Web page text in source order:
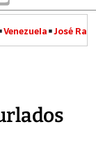
Venezuela José